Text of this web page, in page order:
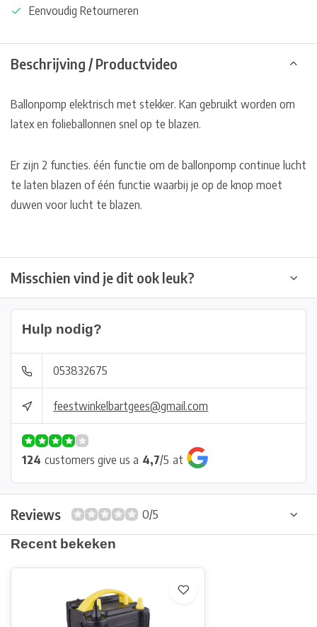
Eenvoudig Retourneren
Beschrijving / Productvideo
Ballonpomp elektrisch met stekker. Kan gebruikt worden om
latex en folieballonnen snel op te blazen.
Er zijn 2 functies. één functie om de ballonpomp continue lucht
te laten blazen of één functie waarbij je op de knop moet
duwen voor lucht te blazen.
Misschien vind je dit ook leuk?
Hulp nodig?
053832675
feestwinkelbartgees@gmail.com
124 customers give us a 4,7/5 at
Reviews
0/5
Recent bekeken